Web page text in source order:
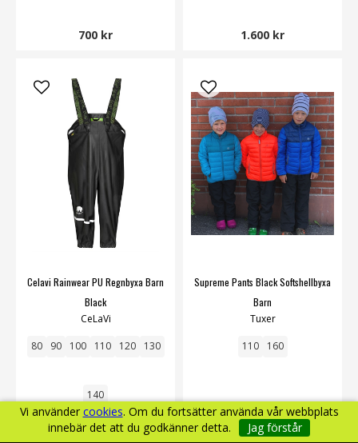
Vi använder cookies. Om du fortsätter använda vår webbplats
innebär det att du godkänner detta.
Jag förstår
700 kr 1.600 kr
Celavi Rainwear PU Regnbyxa Barn
Black
CeLaVi
80 90 100 110 120 130
140
Supreme Pants Black Softshellbyxa
Barn
Tuxer
110 160